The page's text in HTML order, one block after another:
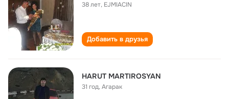
38 лет, EJMIACIN
Добавить в друзья
HARUT MARTIROSYAN
31 год,Агарак